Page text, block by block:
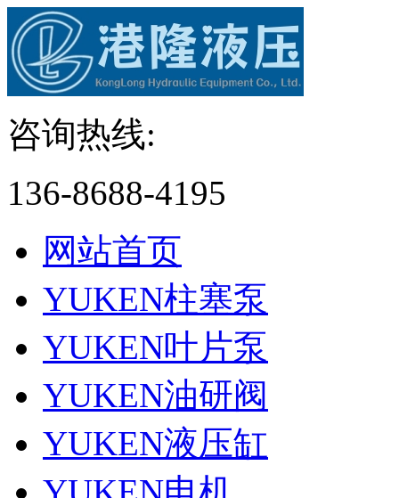
咨询热线:
136-8688-4195
网站首页
YUKEN柱塞泵
YUKEN叶片泵
YUKEN油研阀
YUKEN液压缸